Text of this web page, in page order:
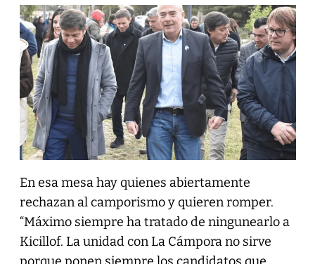
En esa mesa hay quienes abiertamente
rechazan al camporismo y quieren romper.
“Máximo siempre ha tratado de ningunearlo a
Kicillof. La unidad con La Cámpora no sirve
porque ponen siempre los candidatos que